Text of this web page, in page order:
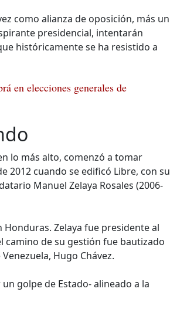
como alianza de oposición, más un
presidencial, intentarán
históricamente se ha resistido a
en elecciones generales de
lo más alto, comenzó a tomar
cuando se edificó Libre, con su
Manuel Zelaya Rosales (2006-
Zelaya fue presidente al
camino de su gestión fue bautizado
Hugo Chávez.
golpe de Estado- alineado a la